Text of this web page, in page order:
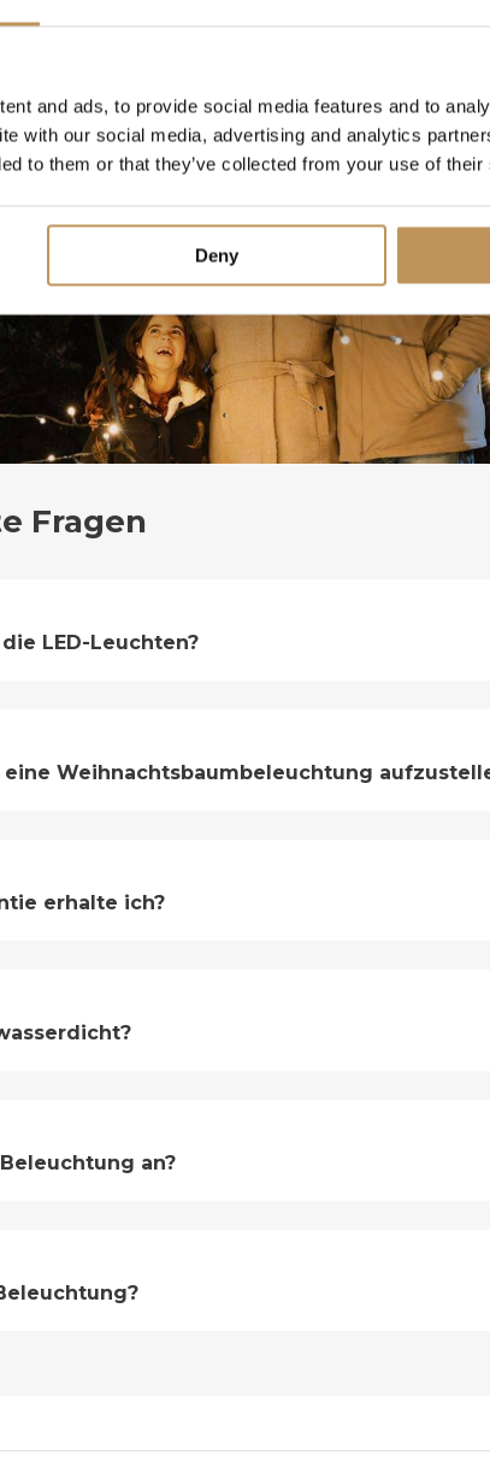
and ads, to provide social media features and to
with our social media, advertising and analytics
to them or that they’ve collected from your use of
Deny
Fragen
LED-Leuchten?
Weihnachtsbaumbeleuchtung
erhalte ich?
an?